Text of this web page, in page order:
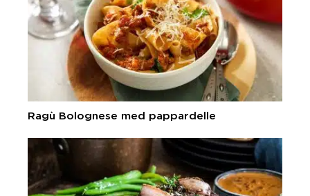
Ragù Bolognese med pappardelle